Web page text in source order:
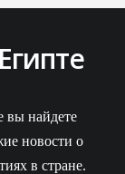
вы найдете
новости о
в стране.